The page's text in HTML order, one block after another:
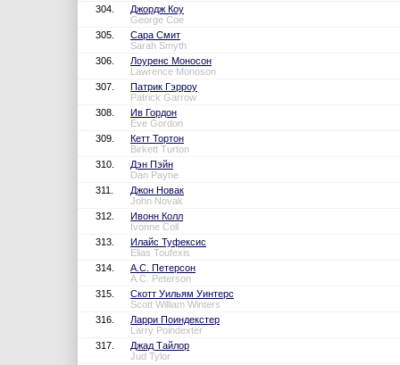
304.
Джордж Коу
George Coe
305.
Сара Смит
Sarah Smyth
306.
Лоуренс Моносон
Lawrence Monoson
307.
Патрик Гэрроу
Patrick Garrow
308.
Ив Гордон
Eve Gordon
309.
Кетт Тортон
Birkett Turton
310.
Дэн Пэйн
Dan Payne
311.
Джон Новак
John Novak
312.
Ивонн Колл
Ivonne Coll
313.
Илайс Туфексис
Elias Toufexis
314.
А.С. Петерсон
A.C. Peterson
315.
Скотт Уильям Уинтерс
Scott William Winters
316.
Ларри Поиндекстер
Larry Poindexter
317.
Джад Тайлор
Jud Tylor